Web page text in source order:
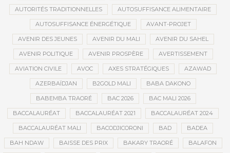
AUTORITÉS TRADITIONNELLES AUTOSUFFISANCE ALIMENTAIRE
AUTOSUFFISANCE ÉNERGÉTIQUE AVANT-PROJET
AVENIR DES JEUNES AVENIR DU MALI AVENIR DU SAHEL
AVENIR POLITIQUE AVENIR PROSPÈRE AVERTISSEMENT
AVIATION CIVILE AVOC AXES STRATÉGIQUES AZAWAD
AZERBAÏDJAN B2GOLD MALI BABA DAKONO
BABEMBA TRAORÉ BAC 2026 BAC MALI 2026
BACCALAURÉAT BACCALAURÉAT 2021 BACCALAURÉAT 2024
BACCALAURÉAT MALI BACODJICORONI BAD BADEA
BAH NDAW BAISSE DES PRIX BAKARY TRAORÉ BALAFON